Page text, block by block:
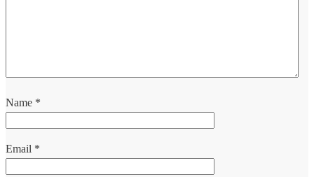
Name *
Email *